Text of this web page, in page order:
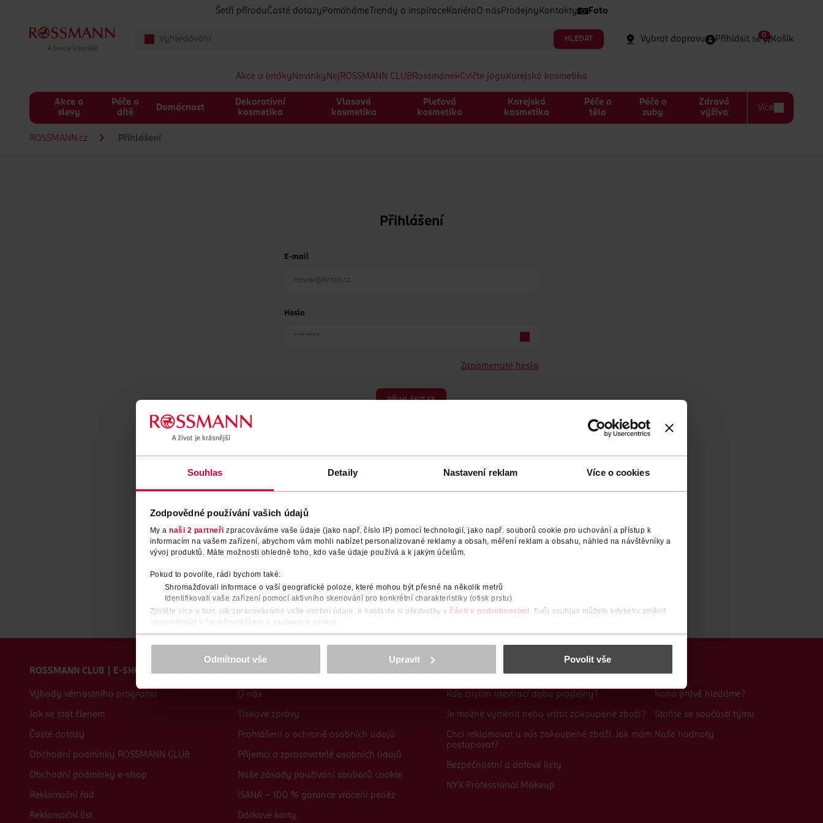
Souhlas Detaily Nastavení reklam Více o cookies
Zodpovědné používání vašich údajů
My a naši 2 partneři zpracováváme vaše údaje (jako např. číslo IP) pomocí technologií, jako např. souborů cookie pro uchování a přístup k
informacím na vašem zařízení, abychom vám mohli nabízet personalizované reklamy a obsah, měření reklam a obsahu, náhled na návštěvníky a
vývoj produktů. Máte možnosti ohledně toho, kdo vaše údaje používá a k jakým účelům.
Pokud to povolíte, rádi bychom také:
Shromažďovali informace o vaší geografické poloze, které mohou být přesné na několik metrů
Identifikovali vaše zařízení pomocí aktivního skenování pro konkrétní charakteristiky (otisk prstu)
Zjistěte více o tom, jak zpracováváme vaše osobní údaje, a nastavte si předvolby v části s podrobnostmi. Svůj souhlas můžete kdykoliv změnit
nebo odvolat v části Prohlášení o souborech cookie.
K provozu stránek, personalizaci obsahu a reklam, funkcí sociálních médií, analýze návštěvnosti, které mohou nést osobní údaje.
prohlášení o ochraně osobních údajů.
Děkujeme za pochopení. >více o cookies<
Odmítnout vše Upravit Povolit vše
Šetři přírodu Časté dotazy Pomáháme Trendy a inspirace Kariéra O nás Prodejny Kontakty Foto
HLEDAT Vybrat dopravu Přihlásit se Košík
0
Akce a letáky Novinky Nej ROSSMANN CLUBRossmánekCvičte jógu Korejská kosmetika
Akce a
slevy
Péče o
dítě
Domácnost
Dekorativní
kosmetika
Vlasová
kosmetika
Pleťová
kosmetika
Korejská
kosmetika
Péče o
tělo
Péče o
zuby
Zdravá
výživa
Více
ROSSMANN.cz Přihlášení
Přihlášení
E-mail
Heslo
Zapomenuté heslo
PŘIHLÁSIT SE
Nemáte účet? Registrujte se e-mailem
ROSSMANN CLUB | E-SHOP
Výhody věrnostního programu
Jak se stát členem
Časté dotazy
Obchodní podmínky ROSSMANN CLUB
Obchodní podmínky e-shop
Reklamační řád
Reklamační list
O nás
Tiskové zprávy
Prohlášení o ochraně osobních údajů
Příjemci a zpracovatelé osobních údajů
Naše zásady používání souborů cookie
ISANA - 100 % garance vrácení peněz
Dárkové karty
Časté dotazy
Kde zjistím otevírací dobu prodejny?
Je možné vyměnit nebo vrátit zakoupené zboží?
Chci reklamovat u vás zakoupené zboží. Jak mám
postupovat?
Bezpečnostní a datové listy
NYX Professional Makeup
Kariéra
Koho právě hledáme?
Staňte se součástí týmu
Naše hodnoty